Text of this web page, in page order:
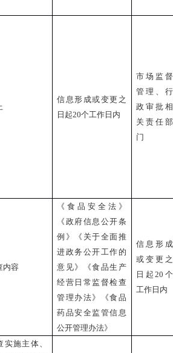
信息形成或变更之
日起20个工作日内
市场监督
管理、行
政审批相
关责任部
门
内容
《食品安全法》
《政府信息公开条
例》《关于全面推
进政务公开工作的
意见》《食品生产
经营日常监督检查
管理办法》《食品
药品安全监管信息
公开管理办法》
信息形成
或变更之
日起20 个
工作日内
实施主体、